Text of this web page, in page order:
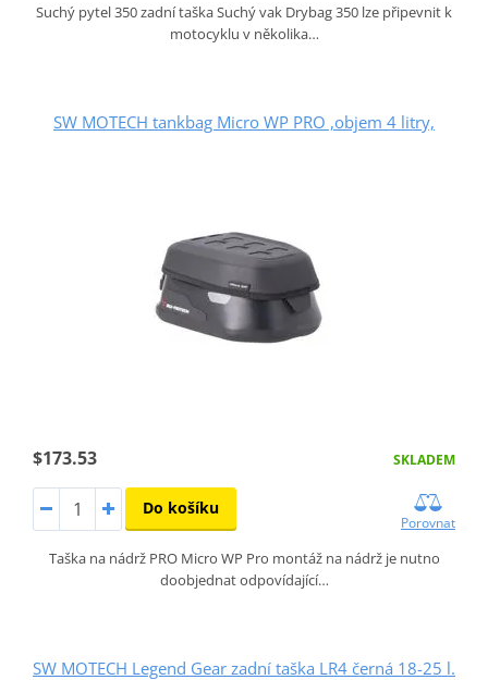
Suchý pytel 350 zadní taška Suchý vak Drybag 350 lze připevnit k
motocyklu v několika…
SW MOTECH tankbag Micro WP PRO ,objem 4 litry,
$173.53 SKLADEM
Do košíku
Porovnat
Taška na nádrž PRO Micro WP Pro montáž na nádrž je nutno
doobjednat odpovídající…
SW MOTECH Legend Gear zadní taška LR4 černá 18-25 l.